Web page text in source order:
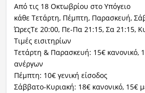
Από τις 18 Οκτωβρίου στο Υπόγειο
κάθε Τετάρτη, Πέμπτη, Παρασκευή,
ΏρεςΤε 20:00, Πε-Πα 21:15, Σα 21:15,
Τιμές εισιτηρίων
Τετάρτη & Παρασκευή: 15€ κανονικό,
ανέργων
Πέμπτη: 10€ γενική είσοδος
Σάββατο-Κυριακή: 18€ κανονικό, 15€